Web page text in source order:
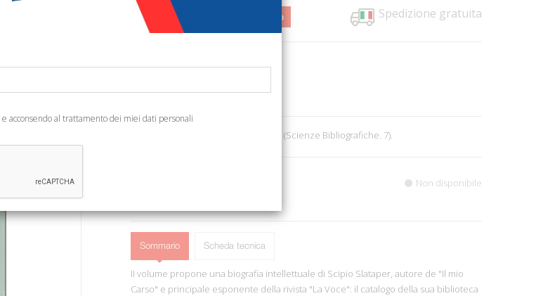
€ 19,49 3% Spedizione gratuita
Codice: 860111794173139
Ean13: 9788884204851
Udine, 2008; br., pp. 200, cm 16,5x24. (Scienze Bibliografiche. 7).
Non disponibile
Sommario Scheda tecnica
II volume propone una biografia intellettuale di Scipio Slataper, autore de "Il mio
Carso" e principale esponente della rivista "La Voce": il catalogo della sua biblioteca
e acconsendo al trattamento dei miei dati personali